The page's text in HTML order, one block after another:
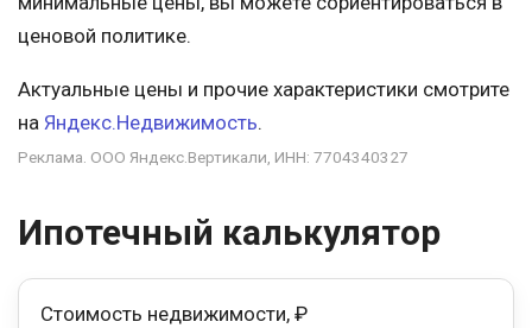
ценовой политике.
Актуальные цены и прочие характеристики смотрите
на Яндекс.Недвижимость.
Реклама. ООО Яндекс.Вертикали, ИНН: 7704340327
Ипотечный калькулятор
Стоимость недвижимости, ₽